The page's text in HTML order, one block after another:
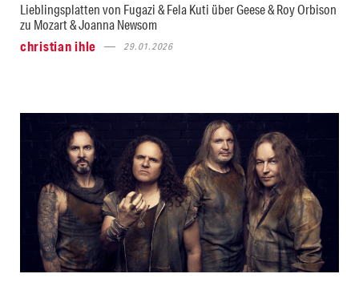
Lieblingsplatten von Fugazi & Fela Kuti über Geese & Roy Orbison
zu Mozart & Joanna Newsom
christian ihle
29.01.2026